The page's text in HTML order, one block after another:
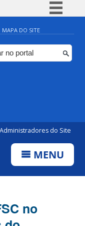
Simplifique!
Comunica BR
Participe
MAPA DO SITE
Administradores do Site
MENU
no